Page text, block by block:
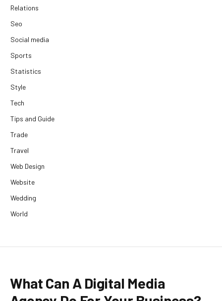
Relations
Seo
Social media
Sports
Statistics
Style
Tech
Tips and Guide
Trade
Travel
Web Design
Website
Wedding
World
What Can A Digital Media